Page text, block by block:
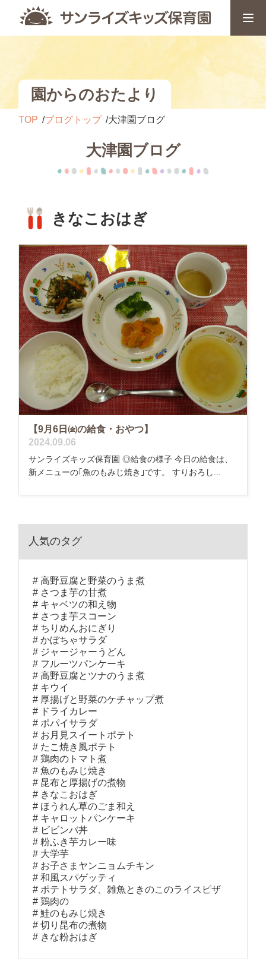
園からのおたより
TOP ブログトップ 大津園ブログ
大津園ブログ
きなこおはぎ
【9月6日㈮の給食・おやつ】
2024.09.06
サンライズキッズ保育園 ◎給食の様子 今日の給食は、
新メニューの｢魚のもみじ焼き｣です。 すりおろし...
人気のタグ
高野豆腐と野菜のうま煮
さつま芋の甘煮
キャベツの和え物
さつま芋スコーン
ちりめんおにぎり
かぼちゃサラダ
ジャージャーうどん
フルーツパンケーキ
高野豆腐とツナのうま煮
キウイ
厚揚げと野菜のケチャップ煮
ドライカレー
ポパイサラダ
お月見スイートポテト
たこ焼き風ポテト
鶏肉のトマト煮
魚のもみじ焼き
昆布と厚揚げの煮物
きなこおはぎ
ほうれん草のごま和え
キャロットパンケーキ
ビビンバ丼
粉ふき芋カレー味
大学芋
お子さまヤンニョムチキン
和風スパゲッティ
ポテトサラダ、雑魚ときのこのライスピザ
鶏肉の
鮭のもみじ焼き
切り昆布の煮物
きな粉おはぎ